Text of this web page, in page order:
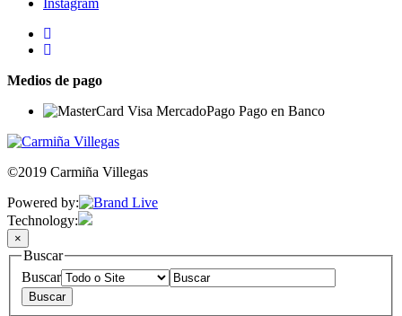
Medios de pago
©2019 Carmiña Villegas
Powered by:
Technology:
×
Buscar
Buscar